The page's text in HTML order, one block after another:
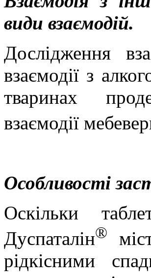
види взаємодій.
Дослідження
взаємодії з
тваринах
взаємодії
Особливості
Оскільки
Дуспаталін®
рідкісними